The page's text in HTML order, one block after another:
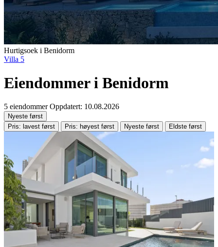
Hurtigsoek i Benidorm
Villa 5
Eiendommer i Benidorm
5 eiendommer Oppdatert: 10.08.2026
Nyeste først
Pris: lavest først
Pris: høyest først Nyeste først Eldste først